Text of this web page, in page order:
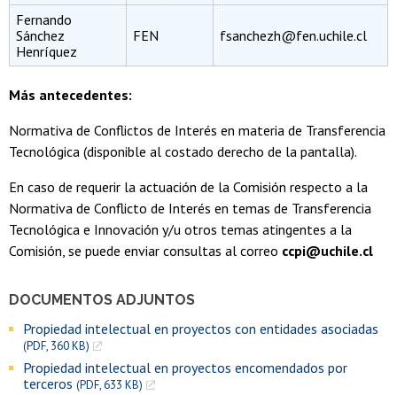
DOCUMENTOS ADJUNTOS
Propiedad intelectual en proyectos con entidades asociadas
(PDF, 360 KB)
Propiedad intelectual en proyectos encomendados por
terceros (PDF, 633 KB)
Fernando
Sánchez
Henríquez
FEN fsanchezh@fen.uchile.cl
Más antecedentes:
Normativa de Conflictos de Interés en materia de Transferencia
Tecnológica (disponible al costado derecho de la pantalla).
En caso de requerir la actuación de la Comisión respecto a la
Normativa de Conflicto de Interés en temas de Transferencia
Tecnológica e Innovación y/u otros temas atingentes a la
Comisión, se puede enviar consultas al correo ccpi@uchile.cl